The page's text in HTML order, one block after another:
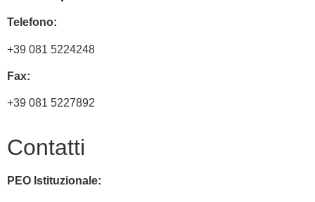
Telefono:
+39 081 5224248
Fax:
+39 081 5227892
Contatti
PEO Istituzionale: